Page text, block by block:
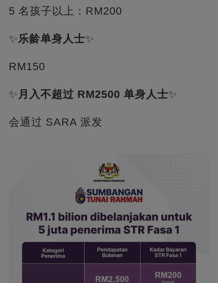
5 名孩子以上：RM200
✨乐龄单身人士✨
RM150
✨ 月入不超过 RM2500 单身人士✨
会通过 SARA 派发